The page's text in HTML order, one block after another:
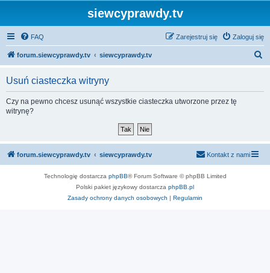
siewcyprawdy.tv
FAQ Zaloguj się
Zarejestruj się
forum.siewcyprawdy.tv siewcyprawdy.tv
Usuń ciasteczka witryny
Czy na pewno chcesz usunąć wszystkie ciasteczka utworzone przez tę
witrynę?
forum.siewcyprawdy.tv siewcyprawdy.tv Kontakt z nami
Technologię dostarcza phpBB® Forum Software © phpBB Limited
Polski pakiet językowy dostarcza phpBB.pl
Zasady ochrony danych osobowych | Regulamin